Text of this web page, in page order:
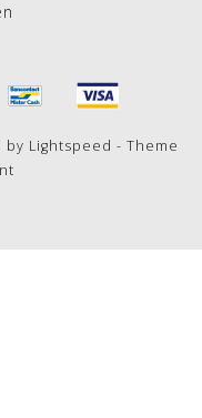
by Lightspeed - Theme